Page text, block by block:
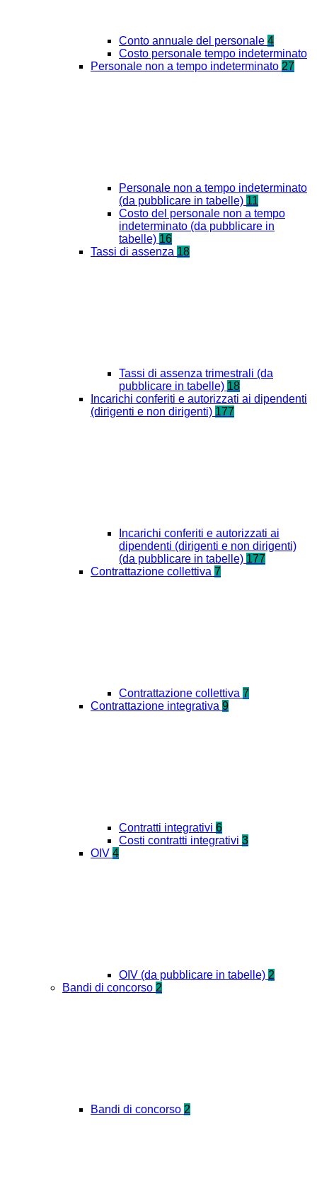
Conto annuale del personale 4
Costo personale tempo indeterminato
Personale non a tempo indeterminato 27
Personale non a tempo indeterminato
(da pubblicare in tabelle) 11
Costo del personale non a tempo
indeterminato (da pubblicare in
tabelle) 16
Tassi di assenza 18
Tassi di assenza trimestrali (da
pubblicare in tabelle) 18
Incarichi conferiti e autorizzati ai dipendenti
(dirigenti e non dirigenti) 177
Incarichi conferiti e autorizzati ai
dipendenti (dirigenti e non dirigenti)
(da pubblicare in tabelle) 177
Contrattazione collettiva 7
Contrattazione collettiva 7
Contrattazione integrativa 9
Contratti integrativi 6
Costi contratti integrativi 3
OIV 4
OIV (da pubblicare in tabelle) 2
Bandi di concorso 2
Bandi di concorso 2